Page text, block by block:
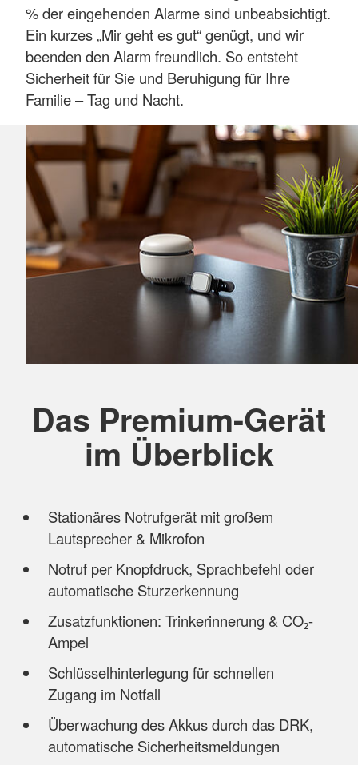
% der eingehenden Alarme sind unbeabsichtigt.
Ein kurzes „Mir geht es gut“ genügt, und wir
beenden den Alarm freundlich. So entsteht
Sicherheit für Sie und Beruhigung für Ihre
Familie – Tag und Nacht.
Das Premium-Gerät
im Überblick
Stationäres Notrufgerät mit großem
Lautsprecher & Mikrofon
Notruf per Knopfdruck, Sprachbefehl oder
automatische Sturzerkennung
Zusatzfunktionen: Trinkerinnerung & CO₂-
Ampel
Schlüsselhinterlegung für schnellen
Zugang im Notfall
Überwachung des Akkus durch das DRK,
automatische Sicherheitsmeldungen